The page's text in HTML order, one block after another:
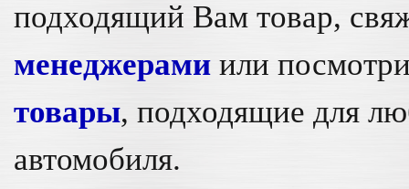
подходящий Вам товар,
менеджерами или
товары, подходящие для
автомобиля.